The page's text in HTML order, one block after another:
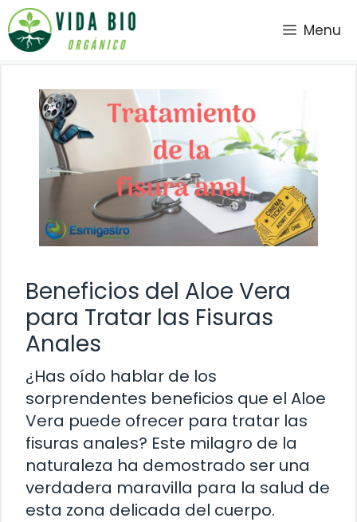
Saltar
al
contenido
Menu
Beneficios del Aloe Vera
para Tratar las Fisuras
Anales
¿Has oído hablar de los
sorprendentes beneficios que el Aloe
Vera puede ofrecer para tratar las
fisuras anales? Este milagro de la
naturaleza ha demostrado ser una
verdadera maravilla para la salud de
esta zona delicada del cuerpo.